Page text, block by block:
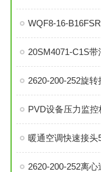
2620-200-252旋
PVD设备压力监
2620-200-252离